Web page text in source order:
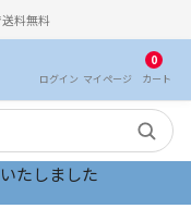
料無料
ログイン マイ ページ
0
カート
たしました